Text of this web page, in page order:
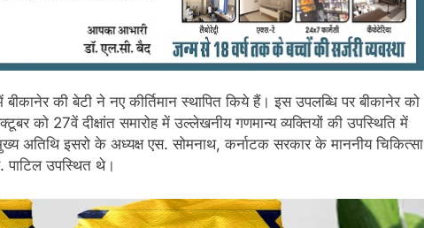
बीकानेर की बेटी ने नए कीर्तिमान स्थापित किये हैं। इस उपलब्धि पर बीकानेर को
को 27वें दीक्षांत समारोह में उल्लेखनीय गणमान्य व्यक्तियों की उपस्थिति में
अतिथि इसरो के अध्यक्ष एस. सोमनाथ, कर्नाटक सरकार के माननीय चिकित्सा
पाटिल उपस्थित थे।